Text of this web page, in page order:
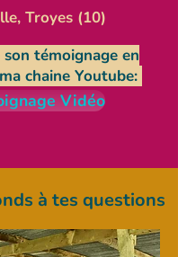
Troyes (10)
témoignage en
chaine Youtube:
Vidéo
à tes questions